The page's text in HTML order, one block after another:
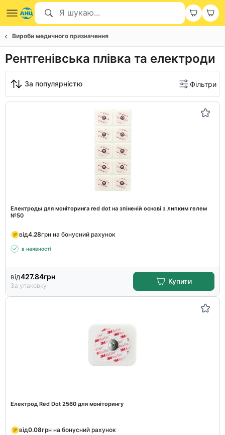
Вироби медичного призначення
Рентгенівська плівка та електроди
За популярністю Фільтри
Електроды для моніторинга red dot на зпіненій основі з липким гелем
№50
від4.28грн на бонусний рахунок
в наявності
від427.84грн
За упаковку
Купити
Електрод Red Dot 2560 для моніторингу
від0.08грн на бонусний рахунок